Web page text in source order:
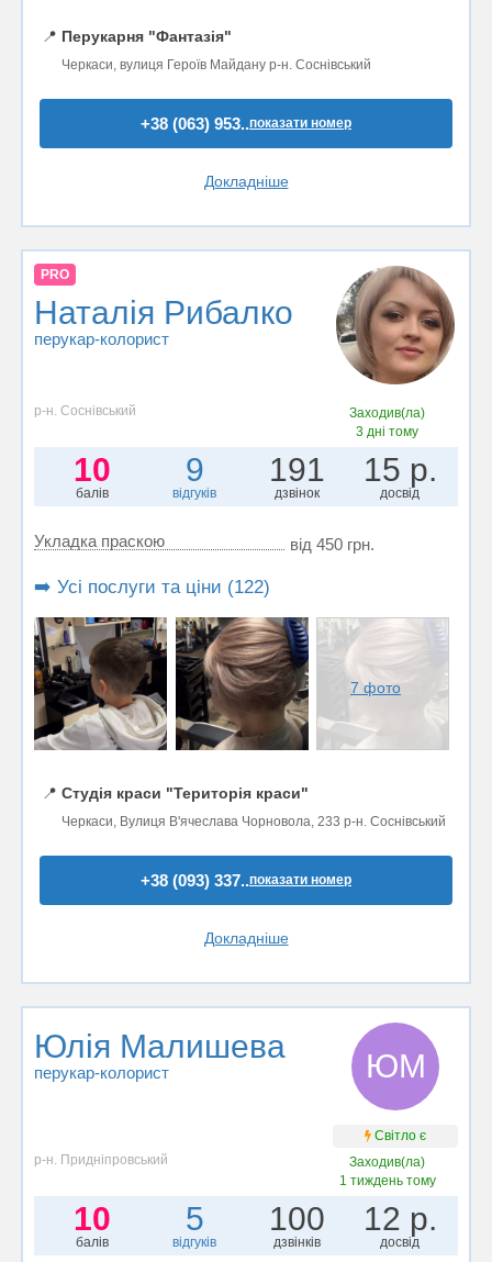
📍 Перукарня "Фантазія"
Черкаси, вулиця Героїв Майдану р-н. Соснівський
+38 (063) 953..показати номер
Докладніше
PRO
Наталія Рибалко
перукар-колорист
р-н. Соснівський
Заходив(ла)
3 дні тому
10
балів
9
відгуків
191
дзвінок
15 р.
досвід
Укладка праскою від 450 грн.
➡️ Усі послуги та ціни (122)
7 фото
📍 Студія краси "Територія краси"
Черкаси, Вулиця В'ячеслава Чорновола, 233 р-н. Соснівський
+38 (093) 337..показати номер
Докладніше
Юлія Малишева
перукар-колорист ЮМ
Світло є
р-н. Придніпровський
Заходив(ла)
1 тиждень тому
10
балів
5
відгуків
100
дзвінків
12 р.
досвід